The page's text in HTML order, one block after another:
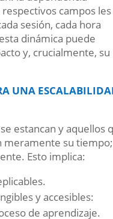
campos les
sesión, cada hora
dinámica puede
y, crucialmente, su
UNA
estancan y aquellos
meramente su tiempo;
Esto implica:
y accesibles:
de aprendizaje.